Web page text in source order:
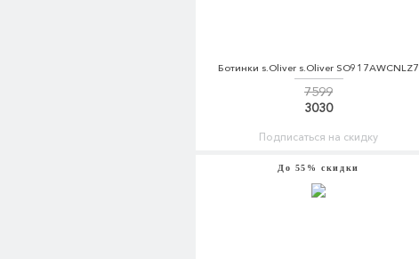
Ботинки s.Oliver s.Oliver SO917AWCNLZ7
7599
3030
Подписаться на скидку
До 55% скидки